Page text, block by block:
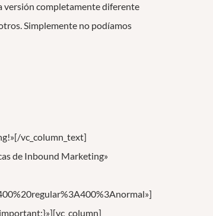
versión completamente diferente
Simplemente no podíamos
vc_column_text]
de Inbound Marketing»